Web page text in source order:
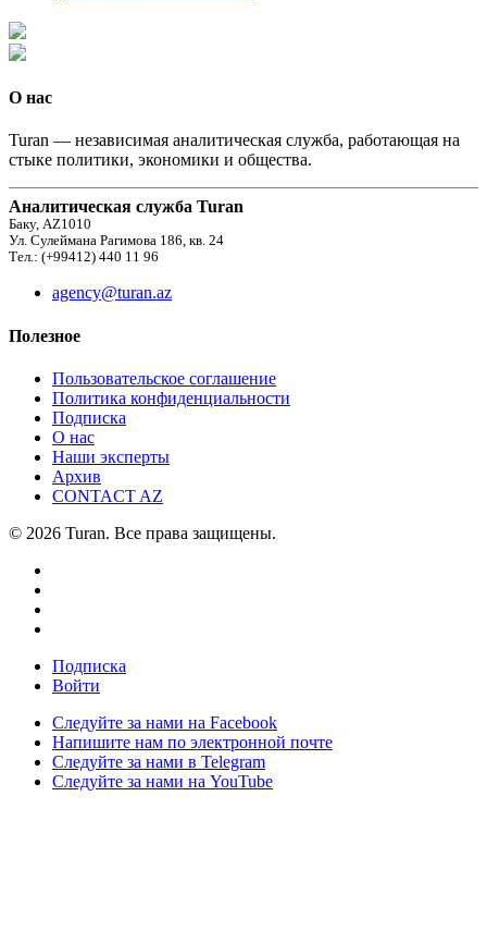
О нас
Turan — независимая аналитическая служба, работающая на
стыке политики, экономики и общества.
Аналитическая служба Turan
Баку, AZ1010
Ул. Сулеймана Рагимова 186, кв. 24
Тел.: (+99412) 440 11 96
agency@turan.az
Полезное
Пользовательское соглашение
Политика конфиденциальности
Подписка
О нас
Наши эксперты
Архив
CONTACT AZ
© 2026 Turan. Все права защищены.
Подписка
Войти
Следуйте за нами на Facebook
Напишите нам по электронной почте
Следуйте за нами в Telegram
Следуйте за нами на YouTube